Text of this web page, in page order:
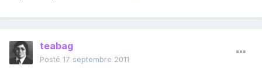
teabag
Posté 17 septembre 2011